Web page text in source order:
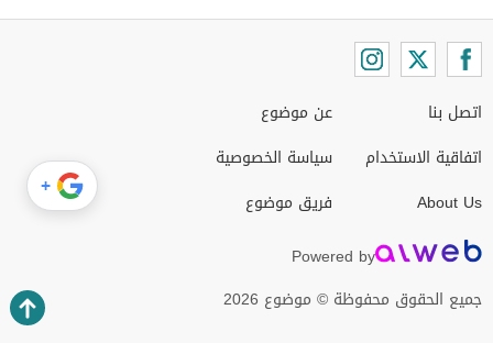
اتصل بنا
اتفاقية الاستخدام
About Us
عن موضوع
سياسة الخصوصية
فريق موضوع
Powered by
جميع الحقوق محفوظة © موضوع 2026
+